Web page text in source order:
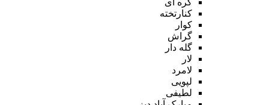
کنارتخته
کوار
گراش
گله دار
لار
لامرد
لپویی
لطیفی